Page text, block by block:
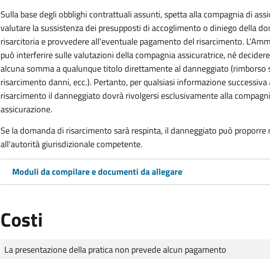
Sulla base degli obblighi contrattuali assunti, spetta alla compagnia di
valutare la sussistenza dei presupposti di accoglimento o diniego della
risarcitoria e provvedere all'eventuale pagamento del risarcimento.
può interferire sulle valutazioni della compagnia assicuratrice, né
alcuna somma a qualunque titolo direttamente al danneggiato (rimborso
risarcimento danni, ecc.). Pertanto, per qualsiasi informazione
risarcimento il danneggiato dovrà rivolgersi esclusivamente alla
assicurazione.
Se la domanda di risarcimento sarà respinta, il danneggiato può proporre
all'autorità giurisdizionale competente.
Moduli da compilare e documenti da allegare
Costi
Tipo di pagamento
Importo
La presentazione della pratica non prevede alcun pagamento